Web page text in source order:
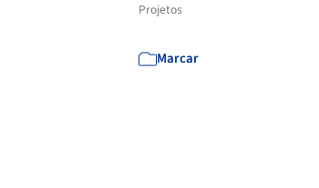
Projetos
Marcar